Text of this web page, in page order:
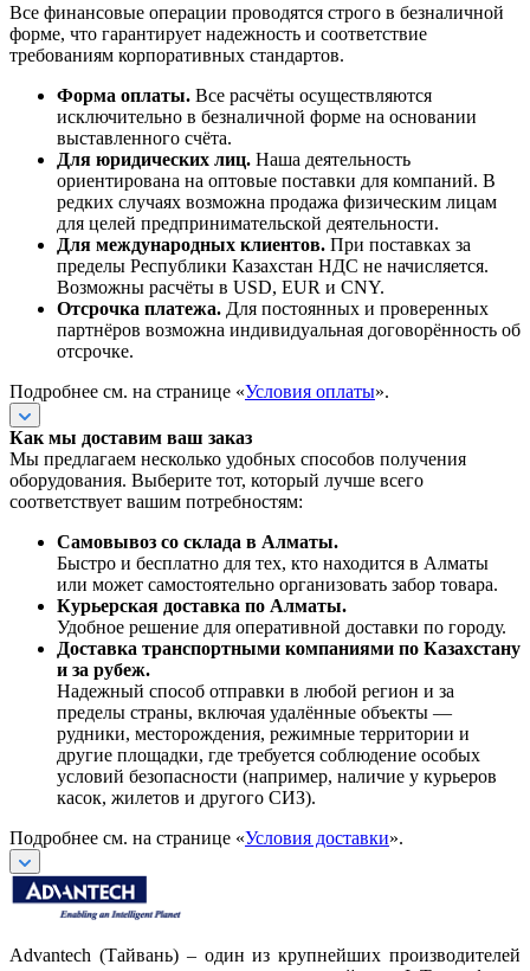
Все финансовые операции проводятся строго в безналичной
форме, что гарантирует надежность и соответствие
требованиям корпоративных стандартов.
Форма оплаты. Все расчёты осуществляются
исключительно в безналичной форме на основании
выставленного счёта.
Для юридических лиц. Наша деятельность
ориентирована на оптовые поставки для компаний. В
редких случаях возможна продажа физическим лицам
для целей предпринимательской деятельности.
Для международных клиентов. При поставках за
пределы Республики Казахстан НДС не начисляется.
Возможны расчёты в USD, EUR и CNY.
Отсрочка платежа. Для постоянных и проверенных
партнёров возможна индивидуальная договорённость об
отсрочке.
Подробнее см. на странице «Условия оплаты».
Как мы доставим ваш заказ
Мы предлагаем несколько удобных способов получения
оборудования. Выберите тот, который лучше всего
соответствует вашим потребностям:
Самовывоз со склада в Алматы.
Быстро и бесплатно для тех, кто находится в Алматы
или может самостоятельно организовать забор товара.
Курьерская доставка по Алматы.
Удобное решение для оперативной доставки по городу.
Доставка транспортными компаниями по Казахстану
и за рубеж.
Надежный способ отправки в любой регион и за
пределы страны, включая удалённые объекты —
рудники, месторождения, режимные территории и
другие площадки, где требуется соблюдение особых
условий безопасности (например, наличие у курьеров
касок, жилетов и другого СИЗ).
Подробнее см. на странице «Условия доставки».
Advantech (Тайвань) – один из крупнейших производителей